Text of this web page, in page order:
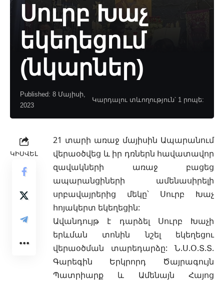
Սուրբ Խաչ
եկեղեցում
(նկարներ)
Published: 8 Մայիսի,
2023
Կարդալու տևողություն՝ 1 րոպե:
ԿԻՍՎԵԼ
21 տարի առաջ մայիսին Ապարանում
վերաօծվեց և իր դռներն հավատավոր
զավակների առաջ բացեց
ապարանցիների ամենասիրելի
սրբավայրերից մեկը՝ Սուրբ Խաչ
հոյակերտ եկեղեցին:
Ավանդույթ է դարձել Սուրբ Խաչի
երևման տոնին նշել եկեղեցու
վերաօծման տարեդարձը: Ն.Ս.Օ.Տ.Տ.
Գարեգին Երկրորդ Ծայրագույն
Պատրիարք և Ամենայն Հայոց